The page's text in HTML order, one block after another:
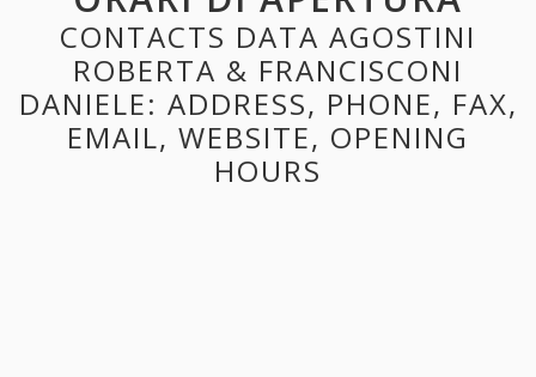
CONTACTS DATA AGOSTINI
ROBERTA & FRANCISCONI
DANIELE: ADDRESS, PHONE, FAX,
EMAIL, WEBSITE, OPENING
HOURS